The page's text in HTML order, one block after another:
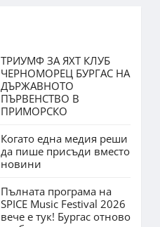
ТРИУМФ ЗА ЯХТ КЛУБ
ЧЕРНОМОРЕЦ БУРГАС НА
ДЪРЖАВНОТО
ПЪРВЕНСТВО В
ПРИМОРСКО
Когато една медия реши
да пише присъди вместо
новини
Пълната програма на
SPICE Music Festival 2026
вече е тук! Бургас отново